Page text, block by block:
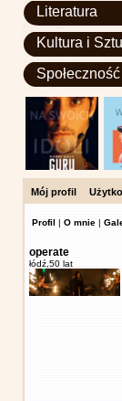
Literatura
Kultura i
Społeczność
Mój profil
Profil | O mnie |
operate
łódź, 50 lat